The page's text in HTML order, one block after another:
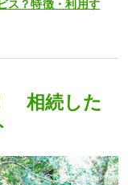
ス？特徴・利用す
相続した